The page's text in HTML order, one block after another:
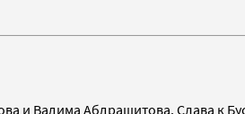
и Вадима Абдрашитова. Слава к